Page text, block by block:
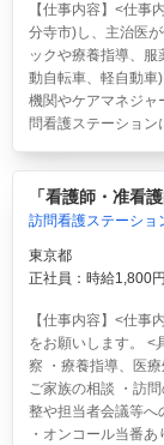
【仕事内容】<仕事
分寺市)し、主治医
ックや療養指導、
動自転車、軽自動車
機関やケアマネジャ
問看護ステーション
「看護師・准看
訪問看護ステーショ
東京都
正社員：時給1,800
【仕事内容】<仕事
をお願いします。 <
察 ・療養指導、医
ご家族の相談 ・訪
整や担当者会議等へ
・オンコール当番